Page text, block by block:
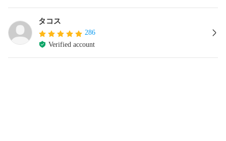
タコス
286
Verified account